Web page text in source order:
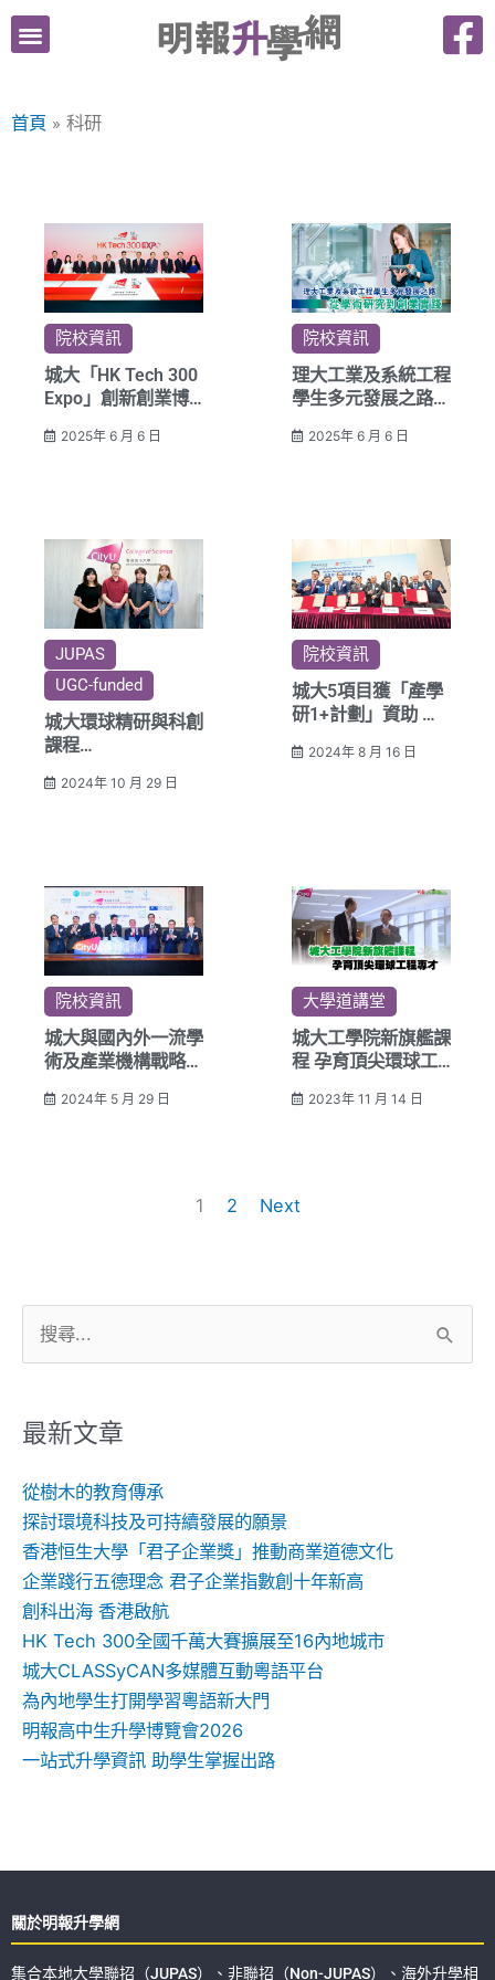
跳
內首頁 科研
院校資訊
城大「HK Tech 300
Expo」創新創業博
現科研轉化實力
2025年 6 月 6 日
院校資訊
理大工業及系統工程
學生多元發展之路
踐 2025年 6 月 6 日
JUPAS
UGC-funded
城大環球精研與科創
課程
位培育科研及創科人
2024年 10 月 29 日
院校資訊
城大5項目獲「產學
研1+計劃」資助 促
業化2024年 8 月 16 日
院校資訊
城大與國內外一流學
術及產業機構戰略合
聯手推動科研轉化及
2024年 5 月 29 日
大學道講堂
城大工學院新旗艦課
程 孕育頂尖環球工
2023年 11 月 14 日
1 2 Next
尋
鍵
最新文章
從樹木的教育傳承
探討環境科技及可持續發展的願景
香港恒生大學「君子企業獎」推動商業道德文化
企業踐行五德理念 君子企業指數創十年新高
創科出海 香港啟航
HK Tech 300全國千萬大賽擴展至16內地城市
城大CLASSyCAN多媒體互動粵語平台
為內地學生打開學習粵語新大門
明報高中生升學博覽會2026
一站式升學資訊 助學生掌握出路
關於明報升學網
集合本地大學聯招（JUPAS）、非聯招（Non-JUPAS）、海外升學相